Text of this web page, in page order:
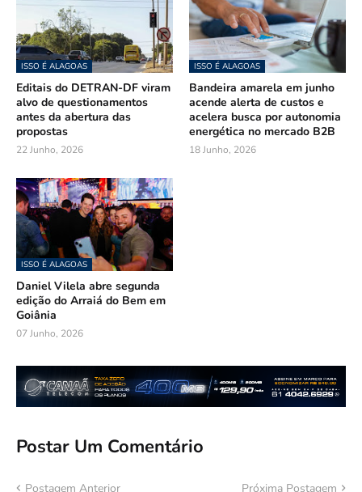
ISSO É ALAGOAS
Editais do DETRAN-DF viram
alvo de questionamentos
antes da abertura das
propostas
22 Junho, 2026
ISSO É ALAGOAS
Bandeira amarela em junho
acende alerta de custos e
acelera busca por autonomia
energética no mercado B2B
18 Junho, 2026
ISSO É ALAGOAS
Daniel Vilela abre segunda
edição do Arraiá do Bem em
Goiânia
07 Junho, 2026
Postar Um Comentário
Postagem Anterior Próxima Postagem